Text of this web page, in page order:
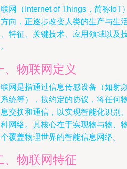
网（Internet of Things，简称IoT
向，正逐步改变人类的生产与生
特征、关键技术、应用领域以及
、物联网定义
网是指通过信息传感设备（如射
统等），按约定的协议，将任何
交换和通信，以实现智能化识别
网络。其核心在于实现物与物、
覆盖物理世界的智能信息网络。
、物联网特征